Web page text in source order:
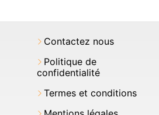
Contactez nous
Politique de
confidentialité
Termes et conditions